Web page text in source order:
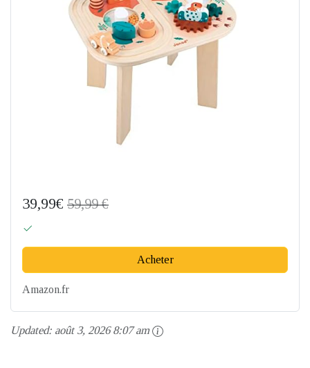
39,99€ 59,99 €
Acheter
Amazon.fr
Updated: août 3, 2026 8:07 am